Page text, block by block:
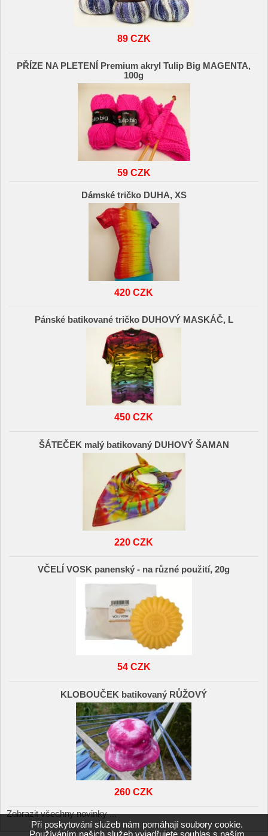
89 CZK
PŘÍZE NA PLETENÍ Premium akryl Tulip Big MAGENTA,
100g
59 CZK
Dámské tričko DUHA, XS
420 CZK
Pánské batikované tričko DUHOVÝ MASKÁČ, L
450 CZK
ŠÁTEČEK malý batikovaný DUHOVÝ ŠAMAN
220 CZK
VČELÍ VOSK panenský - na různé použití, 20g
54 CZK
KLOBOUČEK batikovaný RŮŽOVÝ
260 CZK
Zobrazit všechny novinky ...
Při poskytování služeb nám pomáhají soubory cookie.
Používáním našich služeb vyjadřujete souhlas s naším